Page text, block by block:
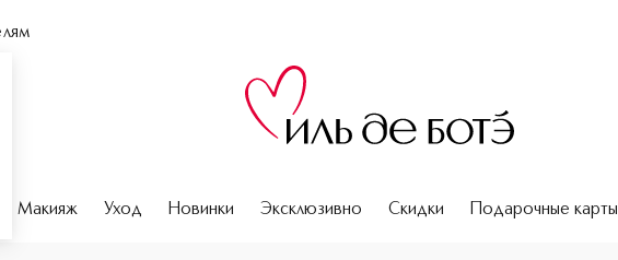
Макияж Уход Новинки Эксклюзивно Скидки Подарочные карты